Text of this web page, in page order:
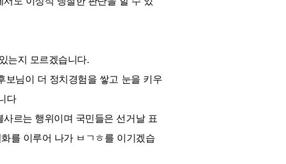
는지 모르겠습니다.
보님이 더 정치경험을 쌓고 눈을 키우
다
르는 행위이며 국민들은 선거날 표
를 이루어 나가 ㅂㄱㅎ를 이기겠습